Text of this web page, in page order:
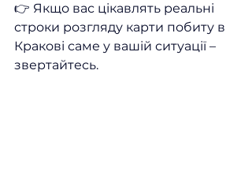
👉 Якщо вас цікавлять реальні
строки розгляду карти побиту в
Кракові саме у вашій ситуації –
звертайтесь.